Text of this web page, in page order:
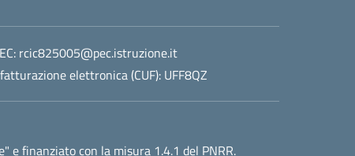
rcic825005@pec.istruzione.it
elettronica (CUF): UFF8QZ
e finanziato con la misura 1.4.1 del PNRR.